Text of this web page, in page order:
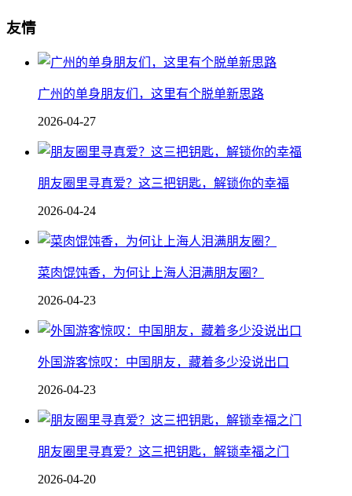
友情
广州的单身朋友们，这里有个脱单新思路
2026-04-27
朋友圈里寻真爱？这三把钥匙，解锁你的幸福
2026-04-24
菜肉馄饨香，为何让上海人泪满朋友圈？
2026-04-23
外国游客惊叹：中国朋友，藏着多少没说出口
2026-04-23
朋友圈里寻真爱？这三把钥匙，解锁幸福之门
2026-04-20